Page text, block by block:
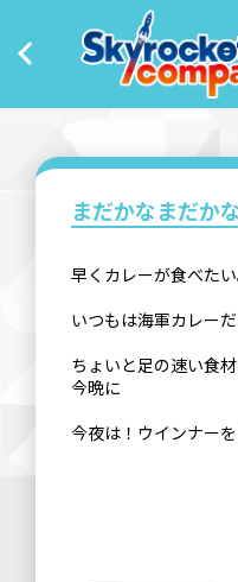
まだかなまだかな
早くカレーが食べたい
いつもは海軍カレー
ちょいと足の速い食
今晩に
今夜は！ウインナー